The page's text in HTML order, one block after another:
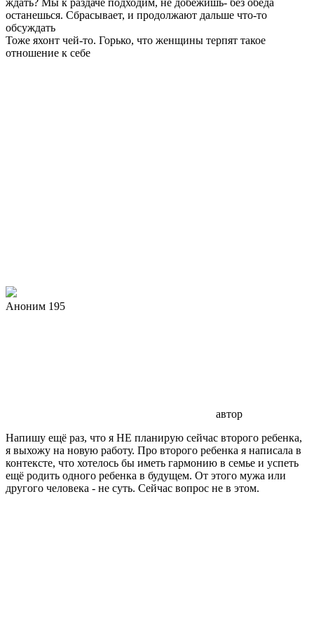
останешься. Сбрасывает, и продолжают дальше что-то
обсуждать
Тоже яхонт чей-то. Горько, что женщины терпят такое
отношение к себе
Аноним 195
автор
Напишу ещё раз, что я НЕ планирую сейчас второго ребенка,
я выхожу на новую работу. Про второго ребенка я написала в
контексте, что хотелось бы иметь гармонию в семье и успеть
ещё родить одного ребенка в будущем. От этого мужа или
другого человека - не суть. Сейчас вопрос не в этом.